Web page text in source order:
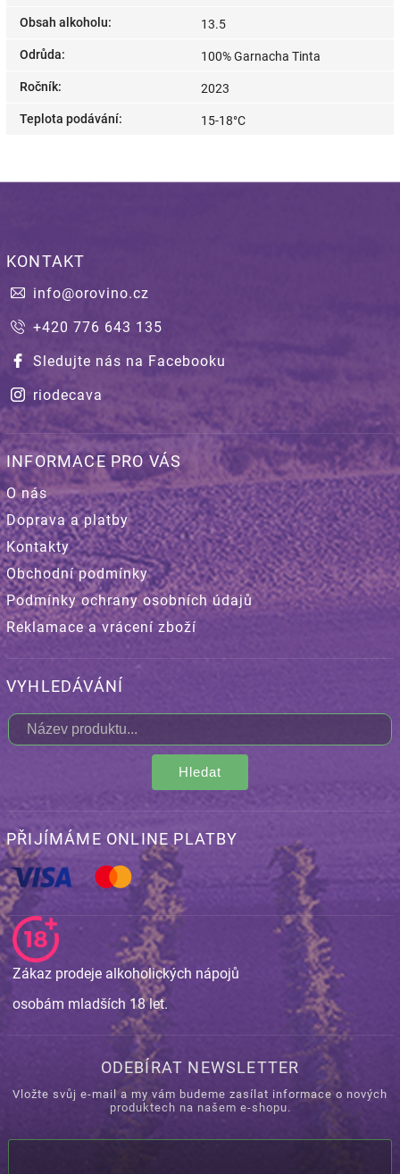
Obsah alkoholu: 13.5
Odrůda: 100% Garnacha Tinta
Ročník: 2023
Teplota podávání: 15-18°C
KONTAKT
info@orovino.cz
+420 776 643 135
Sledujte nás na Facebooku
riodecava
INFORMACE PRO VÁS
O nás
Doprava a platby
Kontakty
Obchodní podmínky
Podmínky ochrany osobních údajů
Reklamace a vrácení zboží
VYHLEDÁVÁNÍ
Hledat
PŘIJÍMÁME ONLINE PLATBY
Zákaz prodeje alkoholických nápojů
osobám mladších 18 let.
ODEBÍRAT NEWSLETTER
Vložte svůj e-mail a my vám budeme zasílat informace o nových
produktech na našem e-shopu.